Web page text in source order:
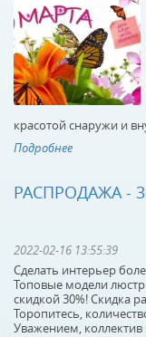
красотой снаружи и
Подробнее
РАСПРОДАЖА -
2022-02-16 13:55:39
Сделать интерьер
Топовые модели
скидкой 30%! Скидка
Торопитесь,
Уважением,